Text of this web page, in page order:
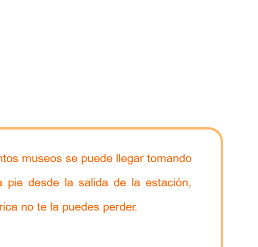
museos se puede llegar tomando
desde la salida de la estación,
no te la puedes perder.